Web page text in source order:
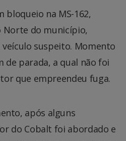
bloqueio na MS-162,
Norte do município,
suspeito. Momento
de parada, a qual não foi
que empreendeu fuga.
após alguns
do Cobalt foi abordado e